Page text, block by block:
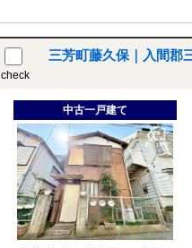
check
三芳町藤久保｜入間郡
中古一戸建て